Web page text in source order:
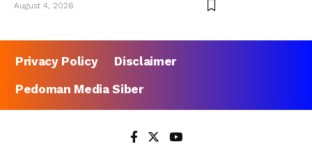
August 4, 2026
Privacy Policy
Disclaimer
Pedoman Media Siber